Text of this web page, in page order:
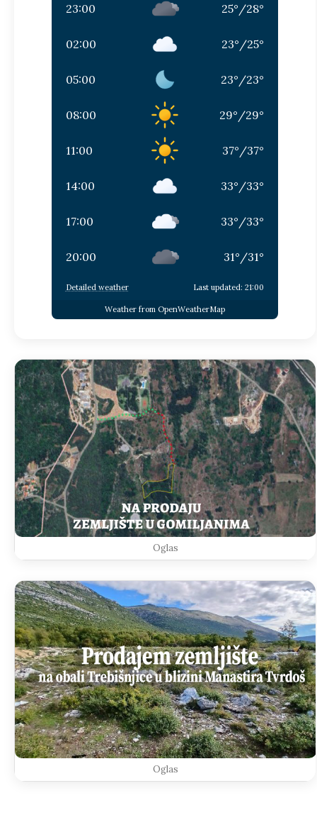
23:00 25° /28°
02:00 23° /25°
05:00 23° /23°
08:00 29° /29°
11:00 37° /37°
14:00 33° /33°
17:00 33° /33°
20:00 31° /31°
Detailed weather Last updated: 21:00
Weather from OpenWeatherMap
Oglas
Oglas